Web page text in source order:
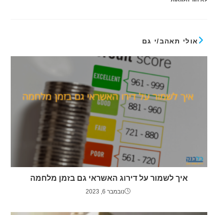
אולי תאהב/י גם
איך לשמור על דירוג האשראי גם בזמן מלחמה
נובמבר 6, 2023